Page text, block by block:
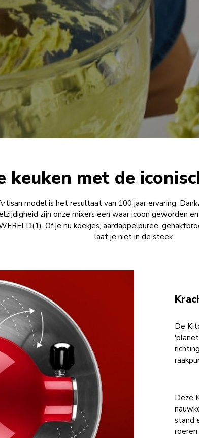
keuken met de
model is het resultaat van 100 jaar ervaring.
zijn onze mixers een waar icoon geworden
Of je nu koekjes, aardappelpuree,
laat je niet in de steek.
De
Deze
stand